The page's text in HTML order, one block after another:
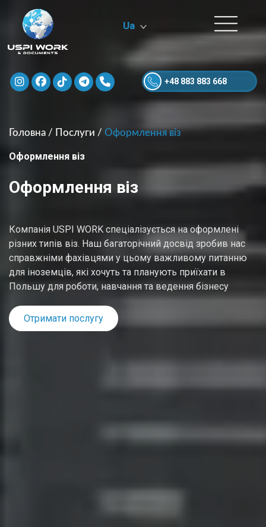
+48 883 883 668
Ua
Головна / Послуги / Оформлення віз
Оформлення віз
Оформлення віз
Компанія USPI WORK спеціалізується на оформлені
різних типів віз. Наш багаторічний досвід зробив нас
справжніми фахівцями у цьому важливому питанню
для іноземців, які хочуть та планують приїхати в
Польшу для роботи, навчання та ведення бізнесу
Отримати послугу